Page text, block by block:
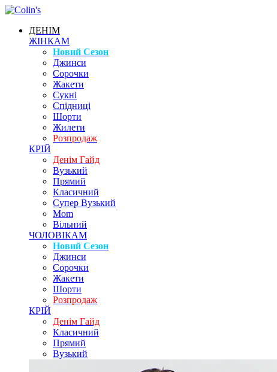
ДЕНІМ
ЖІНКАМ
Новий Сезон
Джинси
Сорочки
Жакети
Сукні
Спідниці
Шорти
Жилети
Розпродаж
КРІЙ
Денім Гайд
Вузький
Прямий
Класичний
Супер Вузький
Mom
Вільний
ЧОЛОВІКАМ
Новий Сезон
Джинси
Сорочки
Жакети
Шорти
Розпродаж
КРІЙ
Денім Гайд
Класичний
Прямий
Вузький